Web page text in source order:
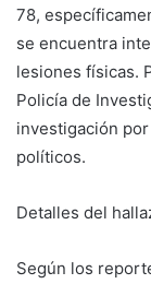
78,
se encuentra
lesiones físicas.
Policía de
investigación
políticos.
Detalles del
Según los